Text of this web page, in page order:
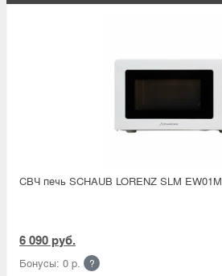
СВЧ печь SCHAUB LORENZ SLM EW01M
6 090 руб.
Бонусы: 0 р. ?